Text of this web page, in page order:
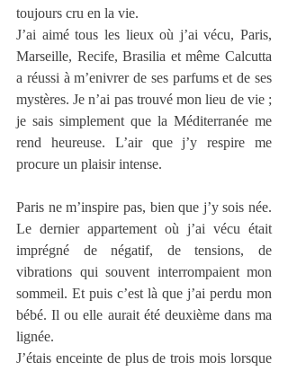
toujours cru en la vie.
J’ai aimé tous les lieux où j’ai vécu, Paris,
Marseille, Recife, Brasilia et même Calcutta
a réussi à m’enivrer de ses parfums et de ses
mystères. Je n’ai pas trouvé mon lieu de vie ;
je sais simplement que la Méditerranée me
rend heureuse. L’air que j’y respire me
procure un plaisir intense.
Paris ne m’inspire pas, bien que j’y sois née.
Le dernier appartement où j’ai vécu était
imprégné de négatif, de tensions, de
vibrations qui souvent interrompaient mon
sommeil. Et puis c’est là que j’ai perdu mon
bébé. Il ou elle aurait été deuxième dans ma
lignée.
J’étais enceinte de plus de trois mois lorsque